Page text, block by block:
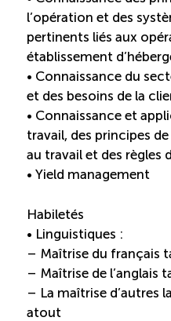
l’opération et des
pertinents liés aux
établissement
• Connaissance du
et des besoins de la
• Connaissance et
travail, des principes
au travail et des règles
• Yield management
Habiletés
• Linguistiques :
– Maîtrise du français
– Maîtrise de l’anglais
– La maîtrise d’autres
atout